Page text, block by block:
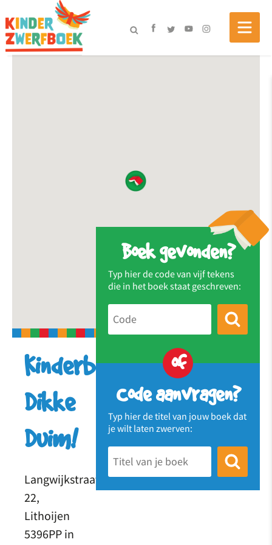
Boek gevonden?
Typ hier de code van vijf tekens
die in het boek staat geschreven:
of
Code aanvragen?
Typ hier de titel van jouw boek dat
je wilt laten zwerven:
Kinderbieb
Dikke
Duim!
Langwijkstraat
22,
Lithoijen
5396PP in